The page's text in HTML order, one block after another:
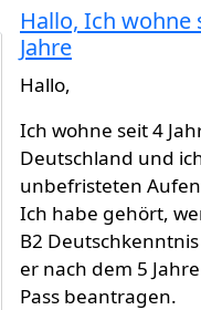
Hallo, Ich wohne
Jahre
Hallo,
Ich wohne seit 4
Deutschland und
unbefristeten
Ich habe gehört,
B2
er nach dem 5
Pass beantragen.